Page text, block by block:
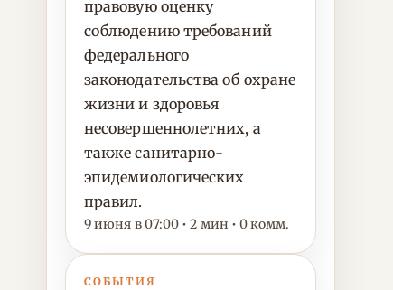
правовую оценку
соблюдению требований
федерального
законодательства об охране
жизни и здоровья
несовершеннолетних, а
также санитарно-
эпидемиологических
правил.
9 июня в 07:00 • 2 мин • 0 комм.
СОБЫТИЯ